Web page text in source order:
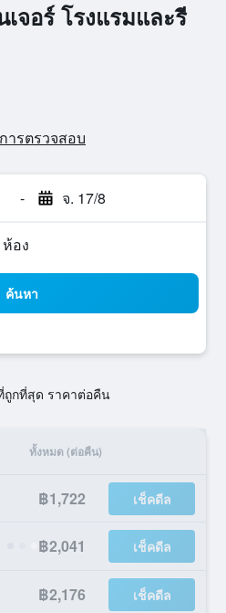
เจอร์ โรงแรมและรี
ารตรวจสอบ
- จ. 17/8
ห้อง
ค้นหา
ถูกที่สุด ราคาต่อคืน
ทั้งหมด (ต่อคืน)
฿1,722 เช็คดีล
฿2,041 เช็คดีล
฿2,176 เช็คดีล